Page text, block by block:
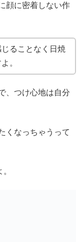
顔に密着しない作
ることなく日焼
。
、つけ心地は自分
くなっちゃうって